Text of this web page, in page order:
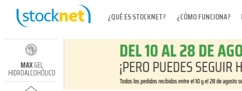
¿QUÉ ES STOCKNET? ¿CÓMO FUNCIONA?
MAXGEL
HIDROALCOHÓLICO